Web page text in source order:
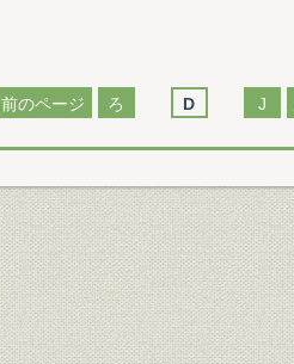
前のページ ろ D J